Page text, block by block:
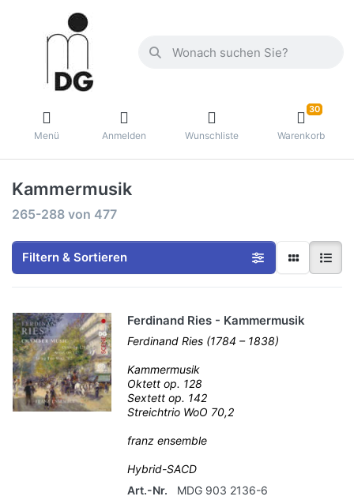
Menü Anmelden Wunschliste
30
Warenkorb
Kammermusik
265-288 von 477
Filtern & Sortieren
Ferdinand Ries - Kammermusik
Ferdinand Ries (1784 – 1838)
Kammermusik
Oktett op. 128
Sextett op. 142
Streichtrio WoO 70,2
franz ensemble
Hybrid-SACD
Art.-Nr.
MDG 903 2136-6